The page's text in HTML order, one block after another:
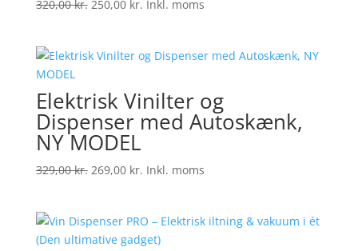
320,00kr. Den
var:
250,00 kr. Den
er:
Inkl. moms
Elektrisk Vinilter og
Dispenser med Autoskænk,
NY MODEL
329,00kr. Den
var:
329,00 kr..
269,00 kr.Den
er:
269,00 kr..
Inkl. moms